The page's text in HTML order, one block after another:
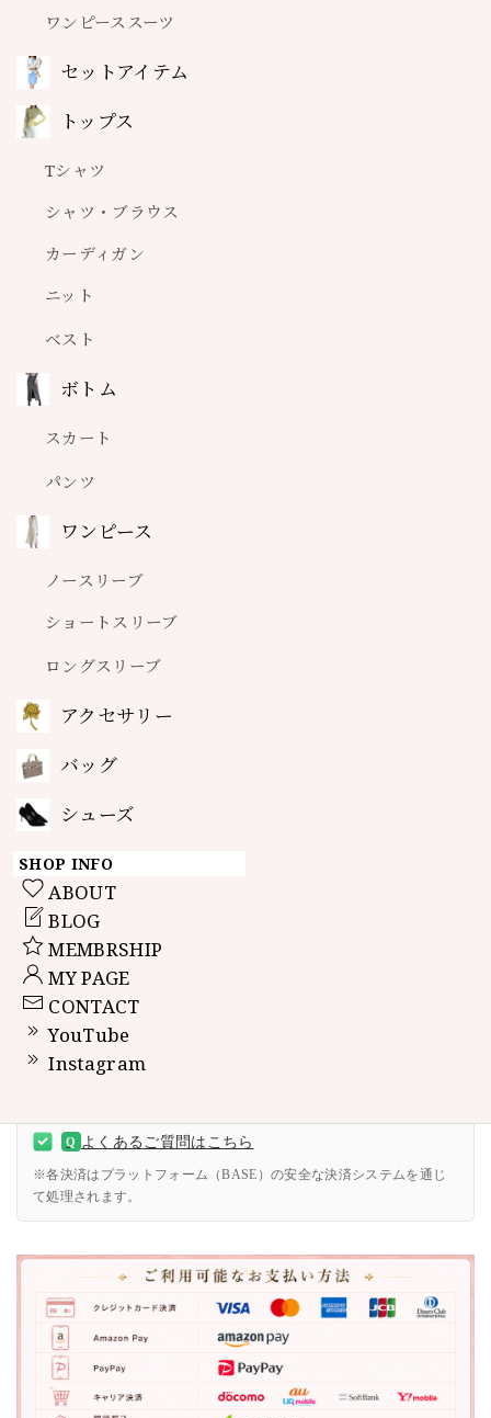
ワンピーススーツ
セットアイテム
トップス
Tシャツ
シャツ・ブラウス
カーディガン
ニット
ベスト
ボトム
スカート
パンツ
ワンピース
ノースリーブ
ショートスリーブ
ロングスリーブ
アクセサリー
バッグ
シューズ
SHOP INFO
ABOUT
BLOG
MEMBRSHIP
MY PAGE
CONTACT
YouTube
Instagram
シルバーハートネックレス A0659
¥4,980
種類
【ご購入前の重要事項（ABOUTページ）のご確認】
数量
International shipping available
日本国内にお住まいの方向け
ご購入前のご安心ポイント
丁寧に検品の上、綺麗に梱包して発送致します
追跡が可能な配送方法でお届けします
Q よくあるご質問はこちら
※各決済はプラットフォーム（BASE）の安全な決済システムを通じ
て処理されます。